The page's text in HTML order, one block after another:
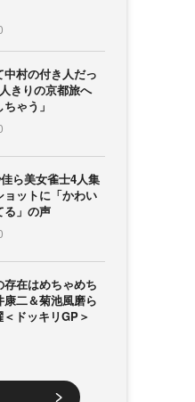
村の付き人だっ
きりの京都旅へ
ゃう」
ら美女雀士4人集
ットに「かわい
る」の声
在はめちゃめち
二＆菊池風磨ら
ドッキリGP＞